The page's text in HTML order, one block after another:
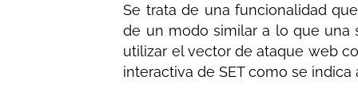
Se trata de una funcionalidad
de un modo similar a lo que una
utilizar el vector de ataque web
interactiva de SET como se